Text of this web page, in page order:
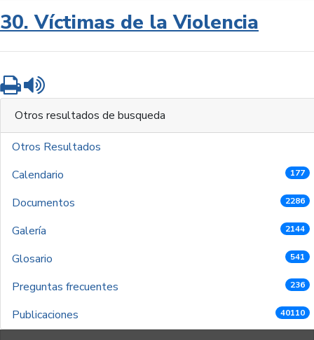
30. Víctimas de la Violencia
Imprimir
Otros resultados de busqueda
Otros Resultados
Calendario
177
Documentos 2286
Galería 2144
Glosario 541
Preguntas frecuentes 236
Publicaciones 40110